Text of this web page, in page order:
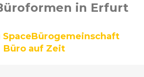
in Erfurt
Bürogemeinschaft
Büro auf Zeit